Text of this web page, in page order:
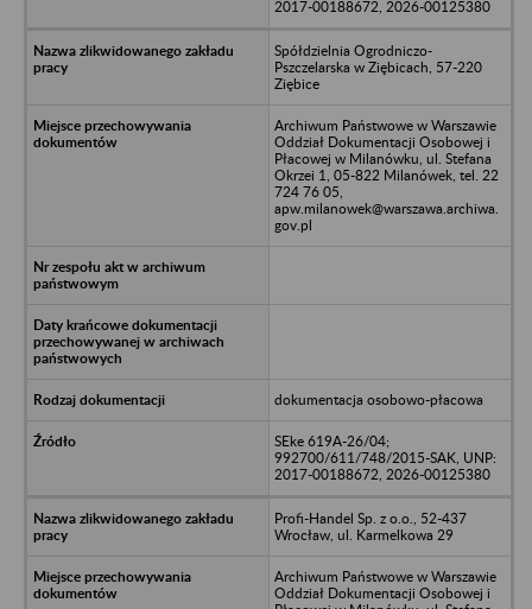
2017-00188672, 2026-00125380
Spółdzielnia Ogrodniczo-
Pszczelarska w Ziębicach, 57-220
Ziębice
Archiwum Państwowe w Warszawie
Oddział Dokumentacji Osobowej i
Płacowej w Milanówku, ul. Stefana
Okrzei 1, 05-822 Milanówek, tel. 22
724 76 05,
apw.milanowek@warszawa.archiwa.
gov.pl
dokumentacja osobowo-płacowa
SEke 619A-26/04;
992700/611/748/2015-SAK, UNP:
2017-00188672, 2026-00125380
Profi-Handel Sp. z o.o., 52-437
Wrocław, ul. Karmelkowa 29
Archiwum Państwowe w Warszawie
Oddział Dokumentacji Osobowej i